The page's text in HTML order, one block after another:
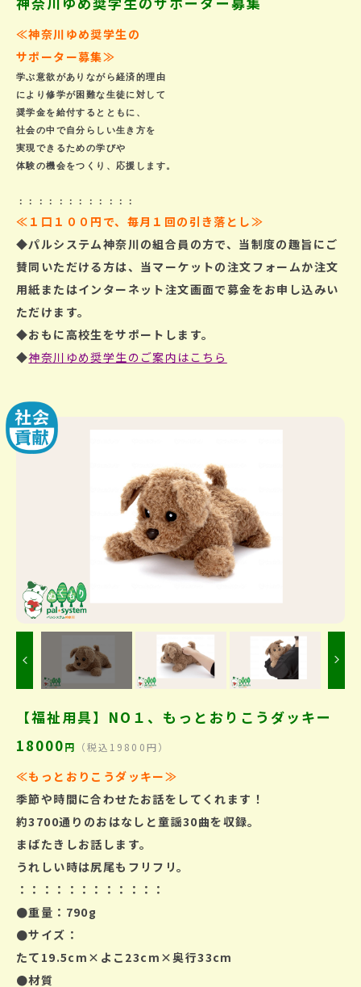
≪神奈川ゆめ奨学生の
サポーター募集≫
学ぶ意欲がありながら経済的理由
により修学が困難な生徒に対して
奨学金を給付するとともに、
社会の中で自分らしい生き方を
実現できるための学びや
≪１口１００円で、毎月１回の引き落とし≫
◆パルシステム神奈川の組合員の方で、 当制度の趣旨にご
賛同いただける方は、 当マーケットの注文フォームか注文
用紙またはインターネット注文画面で募金をお申し込みい
ただけます。
◆おもに高校生をサポートします。
◆神奈川ゆめ奨学生のご案内はこちら
Previous
【福祉用具】NO１、もっとおりこうダッキー
18000円 （税込19800円）
≪もっとおりこうダッキー≫
季節や時間に合わせたお話をしてくれます！
約3700通りのおはなしと童謡30曲を収録。
まばたきしお話します。
うれしい時は尻尾もフリフリ。
：：：：：：：：：：：：
●重量：790g
●サイズ：
たて19.5cm×よこ23cm×奥行33cm
●材質